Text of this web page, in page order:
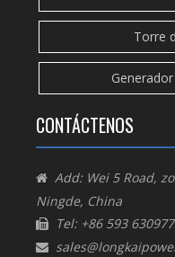
Torre
CONTÁCTENOS
 Add: Wei 5 Road,
Ningde, China
 Tel: +86 593
